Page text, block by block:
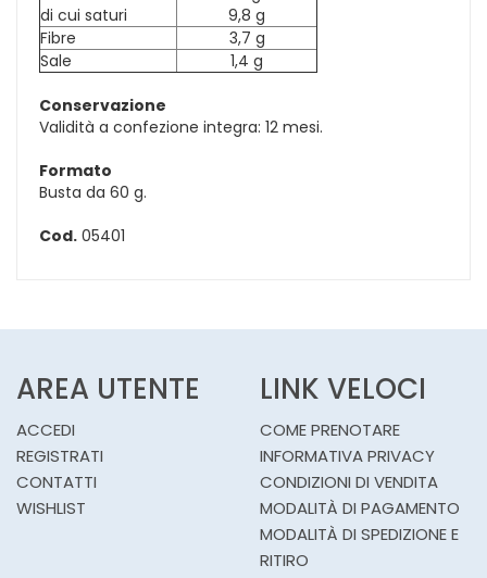
di cui saturi
9,8 g
Fibre
3,7 g
Sale
1,4 g
Conservazione
Validità a confezione integra: 12 mesi.
Formato
Busta da 60 g.
Cod. 05401
AREA UTENTE
ACCEDI
REGISTRATI
CONTATTI
WISHLIST
LINK VELOCI
COME PRENOTARE
INFORMATIVA PRIVACY
CONDIZIONI DI VENDITA
MODALITÀ DI PAGAMENTO
MODALITÀ DI SPEDIZIONE E
RITIRO